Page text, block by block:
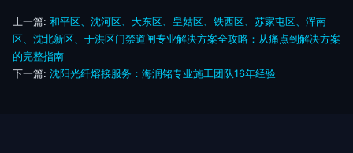
上一篇: 和平区、沈河区、大东区、皇姑区、铁西区、苏家屯区、浑南
区、沈北新区、于洪区门禁道闸专业解决方案全攻略：从痛点到解决方案
的完整指南
下一篇: 沈阳光纤熔接服务：海润铭专业施工团队16年经验